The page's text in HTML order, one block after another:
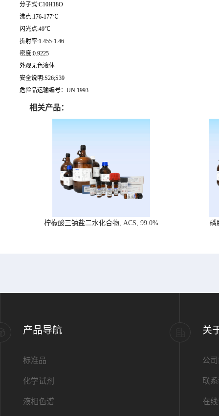
分子式:C10H18O
沸点:176-177℃
闪光点:49℃
折射率:1.455-1.46
密度:0.9225
外观无色液体
安全说明:S26;S39
危险品运输编号：UN 1993
相关产品：
柠檬酸三钠盐二水化合物, ACS, 99.0% 磷
产品导航
标准品
化学试剂
液相色谱
关
公
联
在